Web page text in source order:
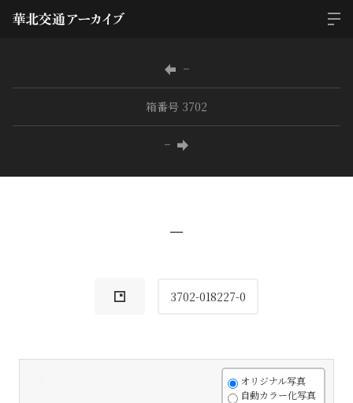
−
箱番号 3702
−
−
3702-018227-0
オリジナル写真
自動カラー化写真